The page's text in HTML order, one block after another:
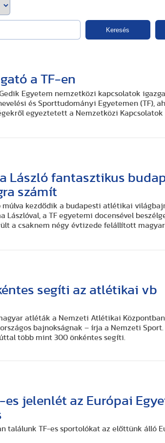
Keresés
a TF-en
Egyetem nemzetközi kapcsolatok
és Sporttudományi Egyetemen (TF),
egyeztetett a Nemzetközi Kapcsolatok
László fantasztikus
számít
kezdődik a budapesti atlétikai
Lászlóval, a TF egyetemi docensével
a csaknem négy évtizede felállított
segíti az atlétikai vb
atléták a Nemzeti Atlétikai
bajnokságnak – írja a Nemzeti
több mint 300 önkéntes segíti.
es jelenlét az Európai
találunk TF-es sportolókat az előttünk álló